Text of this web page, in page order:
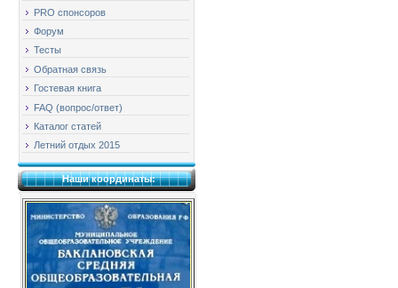
PRO спонсоров
Форум
Тесты
Обратная связь
Гостевая книга
FAQ (вопрос/ответ)
Каталог статей
Летний отдых 2015
Наши координаты: